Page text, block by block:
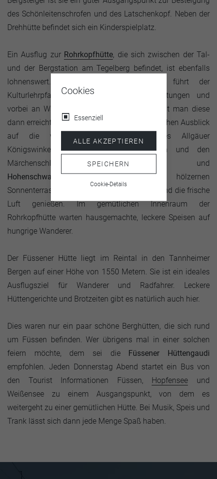
des Schönleitenschrofen und des Latschenkopf. Neben der
Drehhütte befindet sich ein Kinderspielplatz.
Ein Ausflug zur Rohrkopfhütte, die sich zwischen der Tal-
und der Bergstation am Tegelberg befindet, ist ebenfalls
lohnenswert. Von der Talstation aus führt der
Kulturlehrpfad „Schutzengelweg
“ über Lichtungen und
vorbei an Wäldern und Wiesen zur Hütte. Hat man diese
dann erreicht, wird man mit einem phantastischen Ausblick
auf die wunderschöne Landschaft des Allgäuer
Königswinkels mitsamt den vielen Seen und den
MärchenschlössernNeuschwanstein
und
Hohenschwangaubelohnt. Auf der hölzernen
Sonnenterrasse lassen sich tolle Aussichten und die frische
Luft genießen. Im gemütlichen Innenraum der
Rohrkopfhütte warten hausgemachte, leckere Speisen auf
hungrige Wanderer.
Der Füssener Hütte liegt im Reintal in den Tannheimer
Bergen auf einer Höhe von 1550 Metern. Sie ist ein ideales
Ausflugsziel für Wanderer und Radfahrer. Leckere
Hüttengerichte und Brotzeiten gibt es natürlich auch hier.
Dies waren nur ein paar schöne Berghütten, die sich rund
um Füssen befinden. Wer übrigens mal in einer solchen
feiern möchte, dem sei die Füssener Hüttengaudi
empfohlen. Jeden Donnerstag Abend startet ein Bus von
den Tourist Informationen Füssen, Hopfensee und
Weißensee zu einem Ausgangspunkt, von dem es
weitergeht zu einer gemütlichen Hütte. Bei Musik, Speis und
Trank lässt sich dann jede Menge Spaß haben.
Cookies
Essenziell
ALLE AKZEPTIEREN
SPEICHERN
Cookie-Details